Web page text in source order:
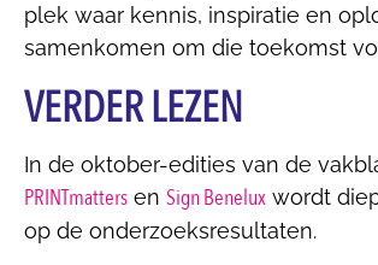
plek waar kennis, inspiratie en
samenkomen om die toekomst
VERDER LEZEN
In de oktober-edities van de
PRINTmatters en Sign Benelux wordt
op de onderzoeksresultaten.